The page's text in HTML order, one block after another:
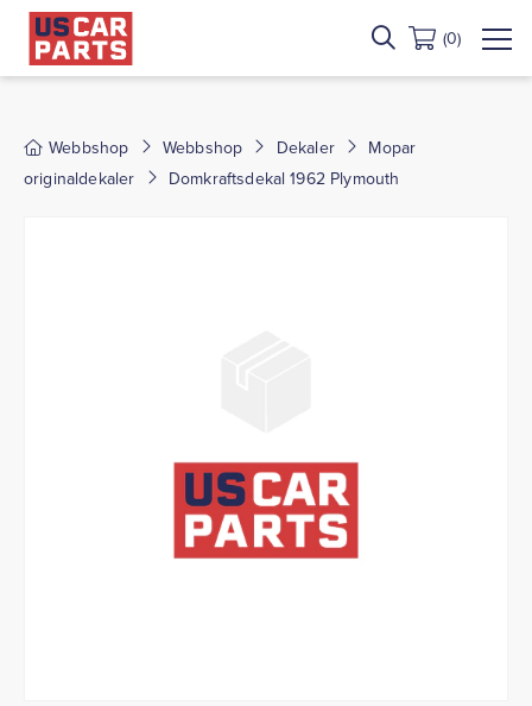
(0)
Webbshop Webbshop Dekaler
Mopar
originaldekaler
Domkraftsdekal 1962 Plymouth